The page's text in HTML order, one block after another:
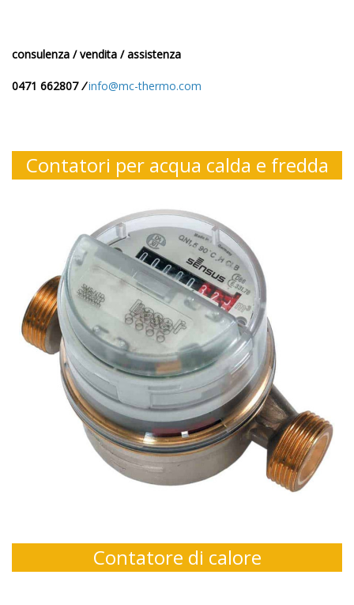
consulenza / vendita / assistenza
0471 662807/info@mc-thermo.com
Contatori per acqua calda e fredda
Contatore di calore